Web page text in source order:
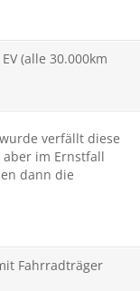
(alle 30.000km
verfällt diese
im Ernstfall
dann die
Fahrradträger